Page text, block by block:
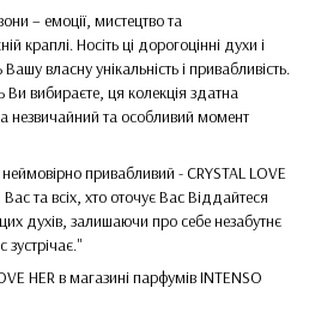
– емоції, мистецтво та
краплі. Носіть ці дорогоцінні духи і
власну унікальність і привабливість.
Ви вибираєте, ця колекція здатна
незвичайний та особливий момент
привабливий - CRYSTAL LOVE
та всіх, хто оточує Вас Віддайтеся
цих духів, залишаючи про себе незабутнє
зустрічає."
HER в магазині парфумів INTENSO